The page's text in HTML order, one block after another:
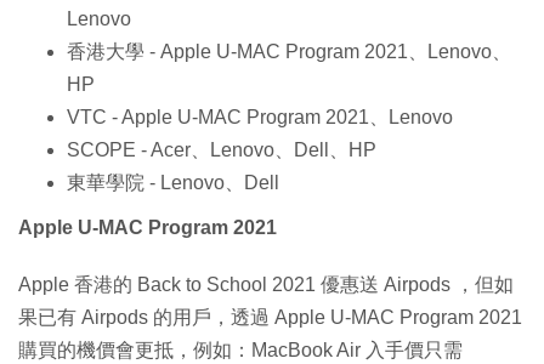
Lenovo
香港大學 - Apple U-MAC Program 2021、Lenovo、
HP
VTC - Apple U-MAC Program 2021、Lenovo
SCOPE - Acer、Lenovo、Dell、HP
東華學院 - Lenovo、Dell
Apple U-MAC Program 2021
Apple 香港的 Back to School 2021 優惠送 Airpods ，但如
果已有 Airpods 的用戶，透過 Apple U-MAC Program 2021
購買的機價會更抵，例如：MacBook Air 入手價只需